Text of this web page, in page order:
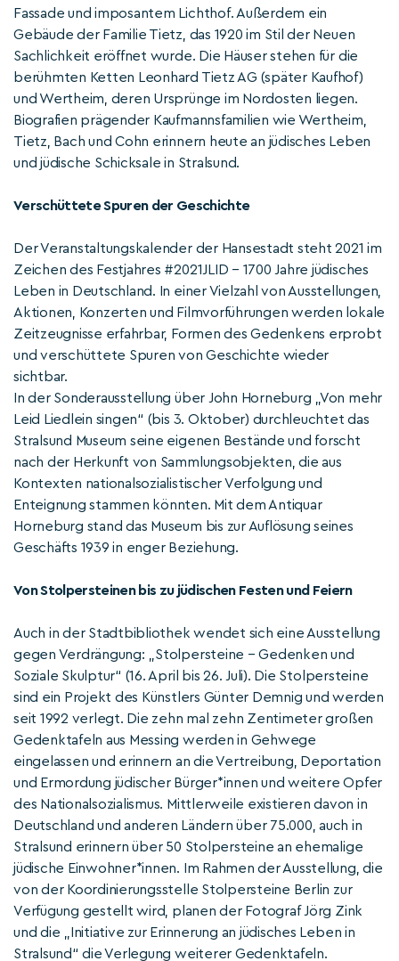
Fassade und imposantem Lichthof. Außerdem ein
Gebäude der Familie Tietz, das 1920 im Stil der Neuen
Sachlichkeit eröffnet wurde. Die Häuser stehen für die
berühmten Ketten Leonhard Tietz AG (später Kaufhof)
und Wertheim, deren Ursprünge im Nordosten liegen.
Biografien prägender Kaufmannsfamilien wie Wertheim,
Tietz, Bach und Cohn erinnern heute an jüdisches Leben
und jüdische Schicksale in Stralsund.
Verschüttete Spuren der Geschichte
Der Veranstaltungskalender der Hansestadt steht 2021 im
Zeichen des Festjahres #2021JLID – 1700 Jahre jüdisches
Leben in Deutschland. In einer Vielzahl von Ausstellungen,
Aktionen, Konzerten und Filmvorführungen werden lokale
Zeitzeugnisse erfahrbar, Formen des Gedenkens erprobt
und verschüttete Spuren von Geschichte wieder
sichtbar.
In der Sonderausstellung über John Horneburg „Von mehr
Leid Liedlein singen“ (bis 3. Oktober) durchleuchtet das
Stralsund Museum seine eigenen Bestände und forscht
nach der Herkunft von Sammlungsobjekten, die aus
Kontexten nationalsozialistischer Verfolgung und
Enteignung stammen könnten. Mit dem Antiquar
Horneburg stand das Museum bis zur Auflösung seines
Geschäfts 1939 in enger Beziehung.
Von Stolpersteinen bis zu jüdischen Festen und Feiern
Auch in der Stadtbibliothek wendet sich eine Ausstellung
gegen Verdrängung: „Stolpersteine – Gedenken und
Soziale Skulptur“ (16. April bis 26. Juli). Die Stolpersteine
sind ein Projekt des Künstlers Günter Demnig und werden
seit 1992 verlegt. Die zehn mal zehn Zentimeter großen
Gedenktafeln aus Messing werden in Gehwege
eingelassen und erinnern an die Vertreibung, Deportation
und Ermordung jüdischer Bürger*innen und weitere Opfer
des Nationalsozialismus. Mittlerweile existieren davon in
Deutschland und anderen Ländern über 75.000, auch in
Stralsund erinnern über 50 Stolpersteine an ehemalige
jüdische Einwohner*innen. Im Rahmen der Ausstellung, die
von der Koordinierungsstelle Stolpersteine Berlin zur
Verfügung gestellt wird, planen der Fotograf Jörg Zink
und die „Initiative zur Erinnerung an jüdisches Leben in
Stralsund“ die Verlegung weiterer Gedenktafeln.